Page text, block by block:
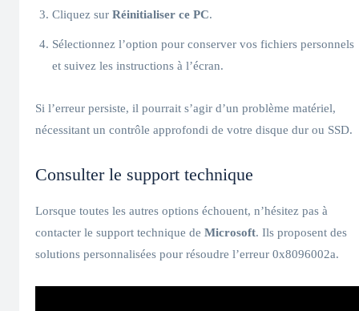
Cliquez sur Réinitialiser ce PC.
Sélectionnez l’option pour conserver vos fichiers personnels
et suivez les instructions à l’écran.
Si l’erreur persiste, il pourrait s’agir d’un problème matériel,
nécessitant un contrôle approfondi de votre disque dur ou SSD.
Consulter le support technique
Lorsque toutes les autres options échouent, n’hésitez pas à
contacter le support technique de Microsoft. Ils proposent des
solutions personnalisées pour résoudre l’erreur 0x8096002a.